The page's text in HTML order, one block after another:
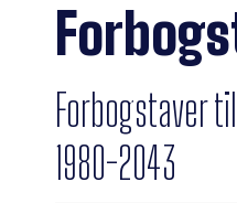
Forbogstaver
1980-2043